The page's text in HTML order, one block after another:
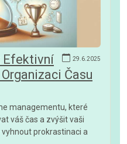
29.6.2025
Efektivní
Času
managementu, které
váš čas a zvýšit vaši
prokrastinaci a